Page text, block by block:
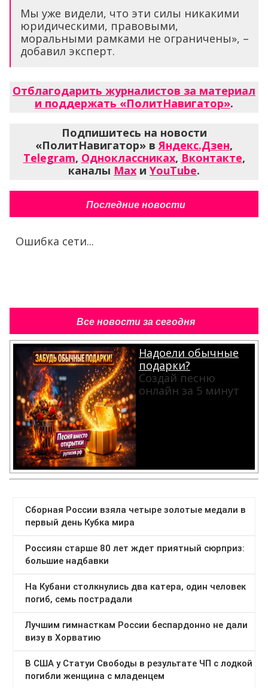
Мы уже видели, что эти силы никакими
юридическими, правовыми,
моральными рамками не ограничены», –
добавил эксперт.
Отблагодарить журналистов за материал
и поддержать «ПолитНавигатор».
Подпишитесь на новости
«ПолитНавигатор» вЯндекс.Дзен,
Telegram, Одноклассниках, Вконтакте,
каналы Max и YouTube.
Последние новости
Ошибка сети...
Все новости за сегодня
Надоели обычные
подарки?
Создай песню
онлайн за 5 минут